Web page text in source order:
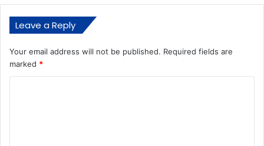
Leave a Reply
Your email address will not be published. Required fields are
marked *